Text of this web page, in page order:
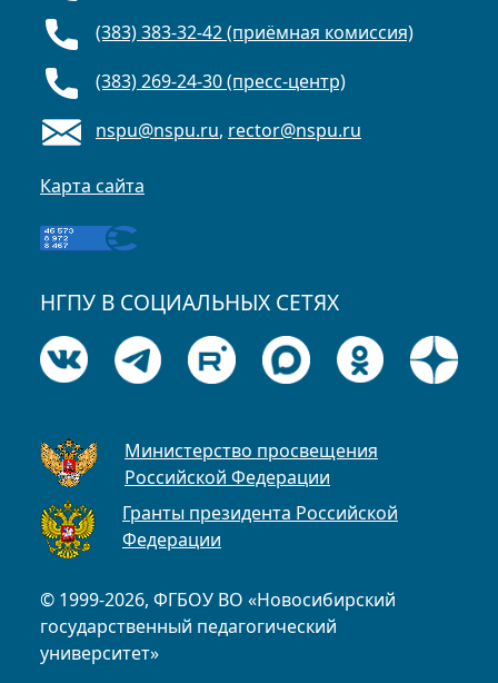
© 1999-2026, ФГБОУ ВО «Новосибирский
государственный педагогический
университет»
(383) 383-32-42 (приёмная комиссия)
(383) 269-24-30 (пресс-центр)
nspu@nspu.ru, rector@nspu.ru
Карта сайта
НГПУ В СОЦИАЛЬНЫХ СЕТЯХ
Министерство просвещения
Российской Федерации
Гранты президента Российской
Федерации